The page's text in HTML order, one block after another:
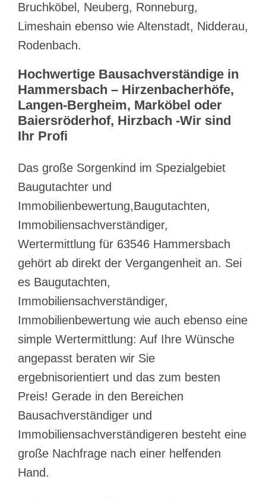
Bruchköbel, Neuberg, Ronneburg,
Limeshain ebenso wie Altenstadt, Nidderau,
Rodenbach.
Hochwertige Bausachverständige in
Hammersbach – Hirzenbacherhöfe,
Langen-Bergheim, Marköbel oder
Baiersröderhof, Hirzbach -Wir sind
Ihr Profi
Das große Sorgenkind im Spezialgebiet
Baugutachter und
Immobilienbewertung,Baugutachten,
Immobiliensachverständiger,
Wertermittlung für 63546 Hammersbach
gehört ab direkt der Vergangenheit an. Sei
es Baugutachten,
Immobiliensachverständiger,
Immobilienbewertung wie auch ebenso eine
simple Wertermittlung: Auf Ihre Wünsche
angepasst beraten wir Sie
ergebnisorientiert und das zum besten
Preis! Gerade in den Bereichen
Bausachverständiger und
Immobiliensachverständigeren besteht eine
große Nachfrage nach einer helfenden
Hand.